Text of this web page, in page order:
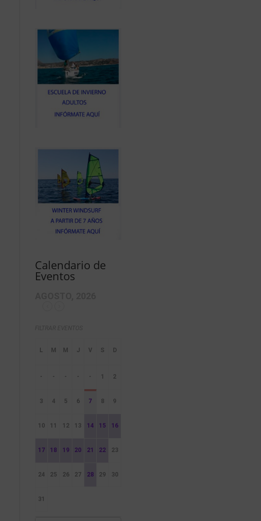
Calendario de
Eventos
- - - - - 1 2
3 4 5 6 7 8 9
10 11 12 13 14 15 16
17 18 19 20 21 22 23
24 25 26 27 28 29 30
31